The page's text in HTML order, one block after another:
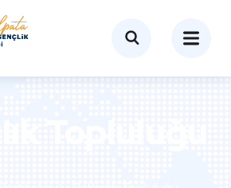
Topluluğu